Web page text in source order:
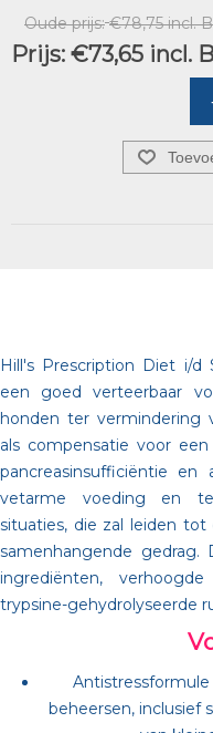
Oude prijs: €78,75 incl.
Prijs: €73,65 incl.
Hill's Prescription Diet i/
een goed verteerbaar
honden ter vermindering
als compensatie voor
pancreasinsufficiëntie
vetarme voeding en
situaties, die zal leiden
samenhangende
ingrediënten,
trypsine-gehydrolyseerde
beheersen, inclusief